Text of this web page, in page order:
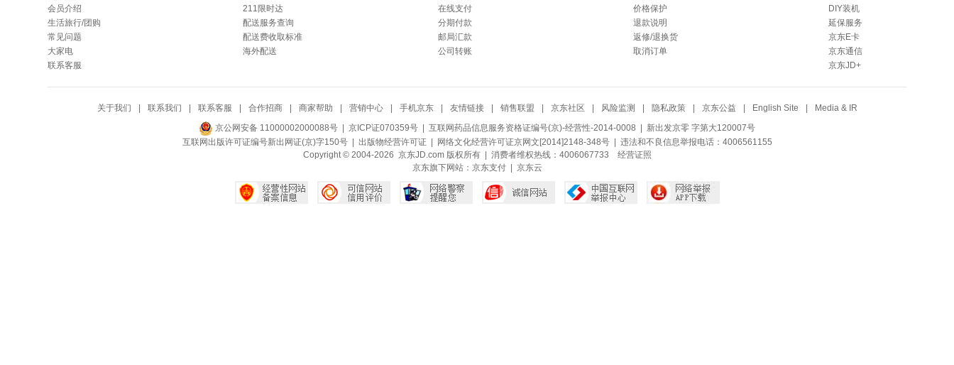
会员介绍
生活旅行/团购
常见问题
大家电
联系客服
211限时达
配送服务查询
配送费收取标准
海外配送
在线支付
分期付款
邮局汇款
公司转账
价格保护
退款说明
返修/退换货
取消订单
DIY装机
延保服务
京东E卡
京东通信
京东JD+
关于我们 联系我们 联系客服 合作招商 商家帮助 营销中心 手机京东 友情链接 销售联盟 京东社区 风险监测 隐私政策 京东公益 English Site Media & IR
京公网安备 11000002000088号 | 京ICP证070359号 | 互联网药品信息服务资格证编号(京)-经营性-2014-0008 | 新出发京零 字第大120007号
互联网出版许可证编号新出网证(京)字150号 | 出版物经营许可证| 网络文化经营许可证京网文[2014]2148-348号| 违法和不良信息举报电话：4006561155
Copyright © 2004-2026 京东JD.com 版权所有 | 消费者维权热线：4006067733 经营证照
京东旗下网站： 京东支付| 京东云